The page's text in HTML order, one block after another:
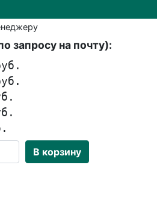
запросу на почту):
В корзину